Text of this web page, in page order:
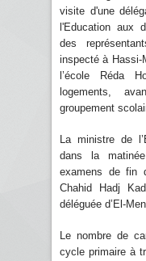
visite d'une
l'Education aux
des
inspecté à Hassi-
l’école Réda
logements,
groupement
La ministre de
dans la
examens de fin
Chahid Hadj
déléguée d’El-
Le nombre de
cycle primaire à